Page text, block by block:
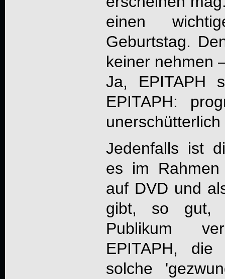
einen
Geburtstag.
keiner nehmen
Ja, EPITAPH
EPITAPH:
Jedenfalls ist
es im
auf DVD und
gibt, so gut,
Publikum
EPITAPH, die
solche